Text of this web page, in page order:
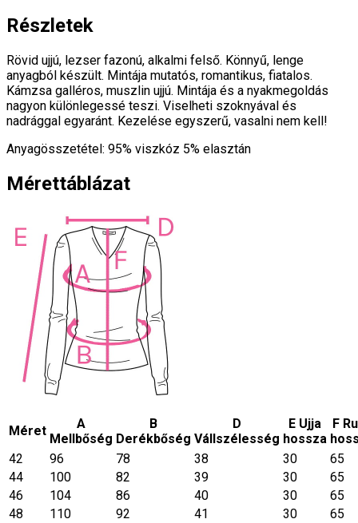
Részletek
Rövid ujjú, lezser fazonú, alkalmi felső. Könnyű, lenge
anyagból készült. Mintája mutatós, romantikus, fiatalos.
Kámzsa galléros, muszlin ujjú. Mintája és a nyakmegoldás
nagyon különlegessé teszi. Viselheti szoknyával és
nadrággal egyaránt. Kezelése egyszerű, vasalni nem kell!
Anyagösszetétel: 95% viszkóz 5% elasztán
Mérettáblázat
Méret
A
Mellbőség
B
Derékbőség
D
Vállszélesség
E Ujja
hossza
F
42
96 78 38 30
65
44
100 82 39 30
65
46
104 86 40 30
65
48
110 92 41 30
65